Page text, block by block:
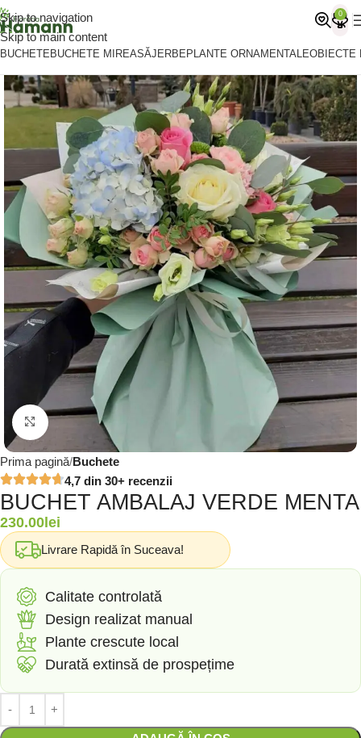
Skip to navigation
Skip to main content
0
BUCHETE BUCHETE MIREASĂJERBE PLANTE ORNAMENTALEOBIECTE
Click to enlarge
Prima pagină Buchete
4,7 din 30+ recenzii
BUCHET AMBALAJ VERDE MENTA
230.00 lei
Livrare Rapidă în Suceava!
Calitate controlată
Design realizat manual
Plante crescute local
Durată extinsă de prospețime